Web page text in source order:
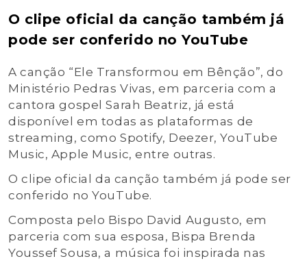
O clipe oficial da canção também já
pode ser conferido no YouTube
A canção “Ele Transformou em Bênção”, do
Ministério Pedras Vivas, em parceria com a
cantora gospel Sarah Beatriz, já está
disponível em todas as plataformas de
streaming, como Spotify, Deezer, YouTube
Music, Apple Music, entre outras.
O clipe oficial da canção também já pode ser
conferido no YouTube.
Composta pelo Bispo David Augusto, em
parceria com sua esposa, Bispa Brenda
Youssef Sousa, a música foi inspirada nas